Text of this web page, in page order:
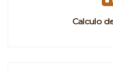
Calculo